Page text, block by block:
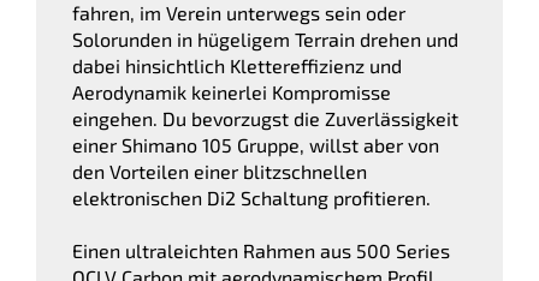
fahren, im Verein unterwegs sein oder
Solorunden in hügeligem Terrain drehen und
dabei hinsichtlich Klettereffizienz und
Aerodynamik keinerlei Kompromisse
eingehen. Du bevorzugst die Zuverlässigkeit
einer Shimano 105 Gruppe, willst aber von
den Vorteilen einer blitzschnellen
elektronischen Di2 Schaltung profitieren.
Einen ultraleichten Rahmen aus 500 Series